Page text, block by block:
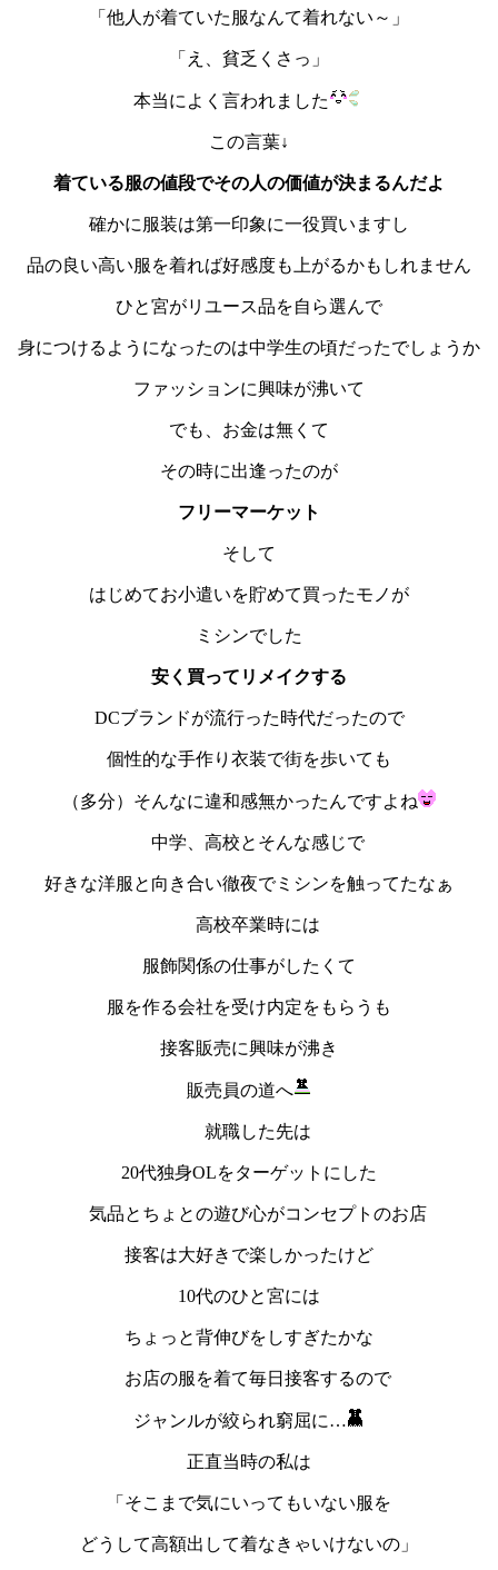
「他人が着ていた服なんて着れない～」
「え、貧乏くさっ」
本当によく言われました
この言葉↓
着ている服の値段でその人の価値が決まるんだよ
確かに服装は第一印象に一役買いますし
品の良い高い服を着れば好感度も上がるかもしれません
ひと宮がリユース品を自ら選んで
身につけるようになったのは中学生の頃だったでしょうか
ファッションに興味が沸いて
でも、お金は無くて
その時に出逢ったのが
フリーマーケット
そして
はじめてお小遣いを貯めて買ったモノが
ミシンでした
安く買ってリメイクする
DCブランドが流行った時代だったので
個性的な手作り衣装で街を歩いても
（多分）そんなに違和感無かったんですよね
中学、高校とそんな感じで
好きな洋服と向き合い徹夜でミシンを触ってたなぁ
高校卒業時には
服飾関係の仕事がしたくて
服を作る会社を受け内定をもらうも
接客販売に興味が沸き
販売員の道へ
就職した先は
20代独身OLをターゲットにした
気品とちょとの遊び心がコンセプトのお店
接客は大好きで楽しかったけど
10代のひと宮には
ちょっと背伸びをしすぎたかな
お店の服を着て毎日接客するので
ジャンルが絞られ窮屈に…
正直当時の私は
「そこまで気にいってもいない服を
どうして高額出して着なきゃいけないの」